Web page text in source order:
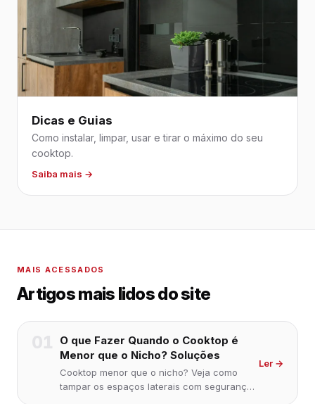
Dicas e Guias
Como instalar, limpar, usar e tirar o máximo do seu
cooktop.
Saiba mais →
MAIS ACESSADOS
Artigos mais lidos do site
O que Fazer Quando o Cooktop é
Menor que o Nicho? Soluções
Cooktop menor que o nicho? Veja como
tampar os espaços laterais com segurança,
Ler →